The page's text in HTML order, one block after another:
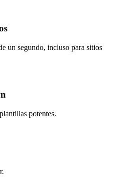
un segundo, incluso para sitios
potentes.